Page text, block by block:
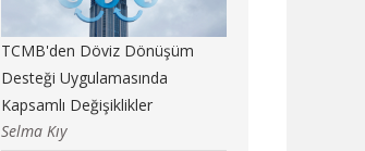
TCMB'den Döviz Dönüşüm
Desteği Uygulamasında
Kapsamlı Değişiklikler
Selma Kıy